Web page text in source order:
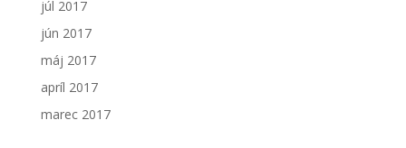
júl 2017
jún 2017
máj 2017
apríl 2017
marec 2017